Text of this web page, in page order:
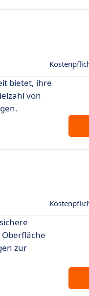
bietet, ihre
von
zur